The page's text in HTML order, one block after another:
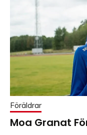
Föräldrar
Moa Granat